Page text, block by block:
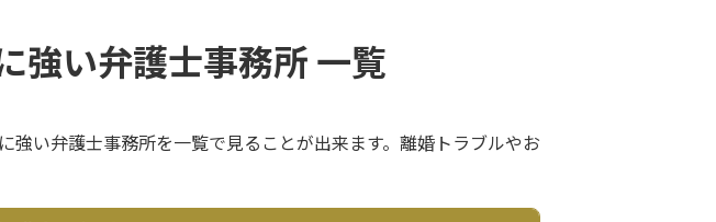
強い弁護士事務所 一覧
強い弁護士事務所を一覧で見ることが出来ます。離婚トラブルやお